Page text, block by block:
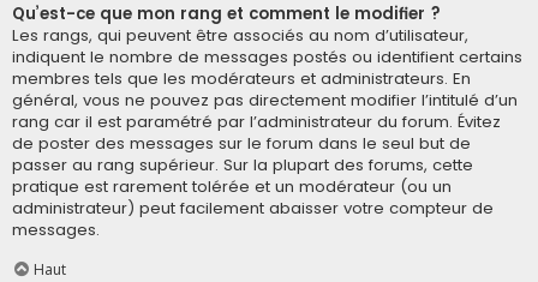
Qu’est-ce que mon rang et comment le modifier ?
Les rangs, qui peuvent être associés au nom d’utilisateur,
indiquent le nombre de messages postés ou identifient certains
membres tels que les modérateurs et administrateurs. En
général, vous ne pouvez pas directement modifier l’intitulé d’un
rang car il est paramétré par l’administrateur du forum. Évitez
de poster des messages sur le forum dans le seul but de
passer au rang supérieur. Sur la plupart des forums, cette
pratique est rarement tolérée et un modérateur (ou un
administrateur) peut facilement abaisser votre compteur de
messages.
Haut